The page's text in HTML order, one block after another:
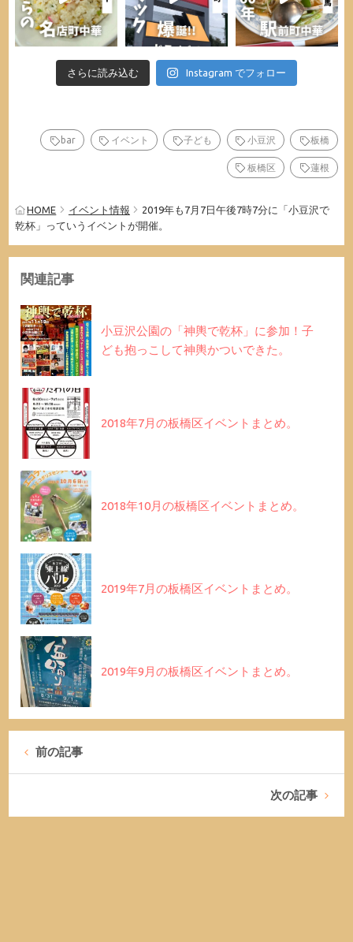
さらに読み込む Instagram でフォロー
bar イベント 子ども 小豆沢 板橋
板橋区 蓮根
HOME イベント情報
2019年も7月7日午後7時7分に「小豆沢で
乾杯」っていうイベントが開催。
関連記事
小豆沢公園の「神輿で乾杯」に参加！子
ども抱っこして神輿かついできた。
2018年7月の板橋区イベントまとめ。
2018年10月の板橋区イベントまとめ。
2019年7月の板橋区イベントまとめ。
2019年9月の板橋区イベントまとめ。
前の記事
次の記事